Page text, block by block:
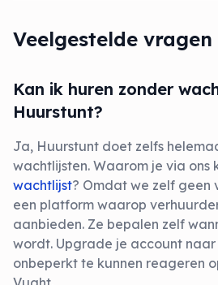
Veelgestelde vragen
Kan ik huren zonder
Huurstunt?
Ja, Huurstunt doet zelfs
wachtlijsten. Waarom je via ons
wachtlijst? Omdat we zelf geen
een platform waarop
aanbieden. Ze bepalen zelf
wordt. Upgrade je account naar
onbeperkt te kunnen reageren